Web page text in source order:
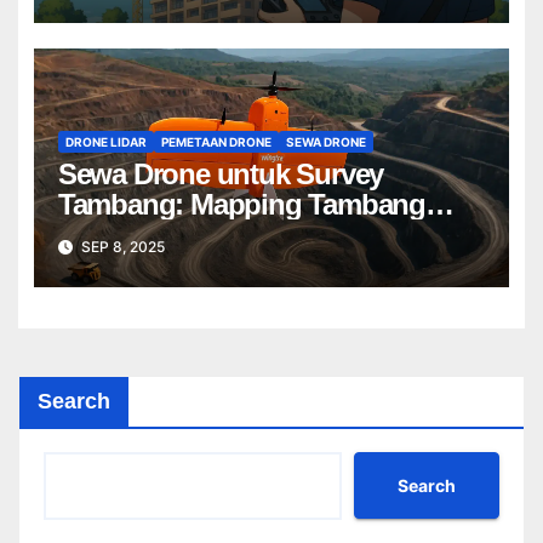
DRONE LIDAR PEMETAAN DRONE SEWA DRONE
Sewa Drone untuk Survey
Tambang: Mapping Tambang
Profesional Lebih Cepat & Akurat
SEP 8, 2025
Search
Search